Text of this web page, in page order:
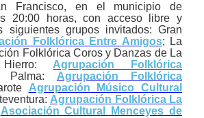
Francisco, en el municipio de
20:00 horas, con acceso libre y
siguientes grupos invitados: Gran
Folklórica Entre Amigos; La
Folklórica Coros y Danzas de La
Agrupación Folklórica
Agrupación Folklórica
Agrupación Músico Cultural
Agrupación Folklórica La
Asociación Cultural Menceyes de